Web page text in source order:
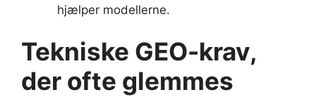
hjælper modellerne.
Tekniske GEO-krav,
der ofte glemmes